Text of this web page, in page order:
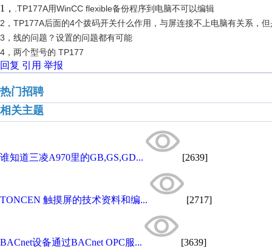
1，
.TP177A用WinCC flexible备份程序到电脑不可以编辑
2，TP177A后面的4个拨码开关什么作用，与屏连接不上电脑有关系，
3， 线的问题？设置的问题都有可能
4，两个型号的 TP177
回复 引用 举报
热门招聘
相关主题
谁知道三凌A970里的GB,GS,GD... [2639]
TONCEN 触摸屏的技术资料和编... [2717]
BACnet设备通过BACnet OPC服... [3639]